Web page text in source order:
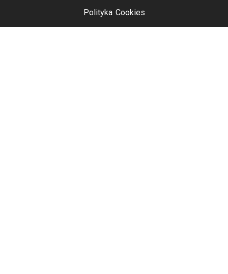
Polityka Cookies